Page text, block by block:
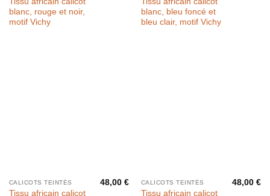
blanc, rouge et noir,
motif Vichy
blanc, bleu foncé et
bleu clair, motif Vichy
CALICOTS TEINTÉS
Tissu africain calicot
48,00€ CALICOTS TEINTÉS
Tissu africain calicot
48,00€